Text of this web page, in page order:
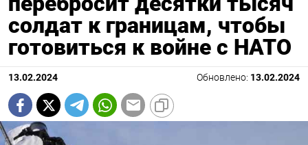
солдат к границам, чтобы
готовиться к войне с НАТО
13.02.2024 Обновлено: 13.02.2024